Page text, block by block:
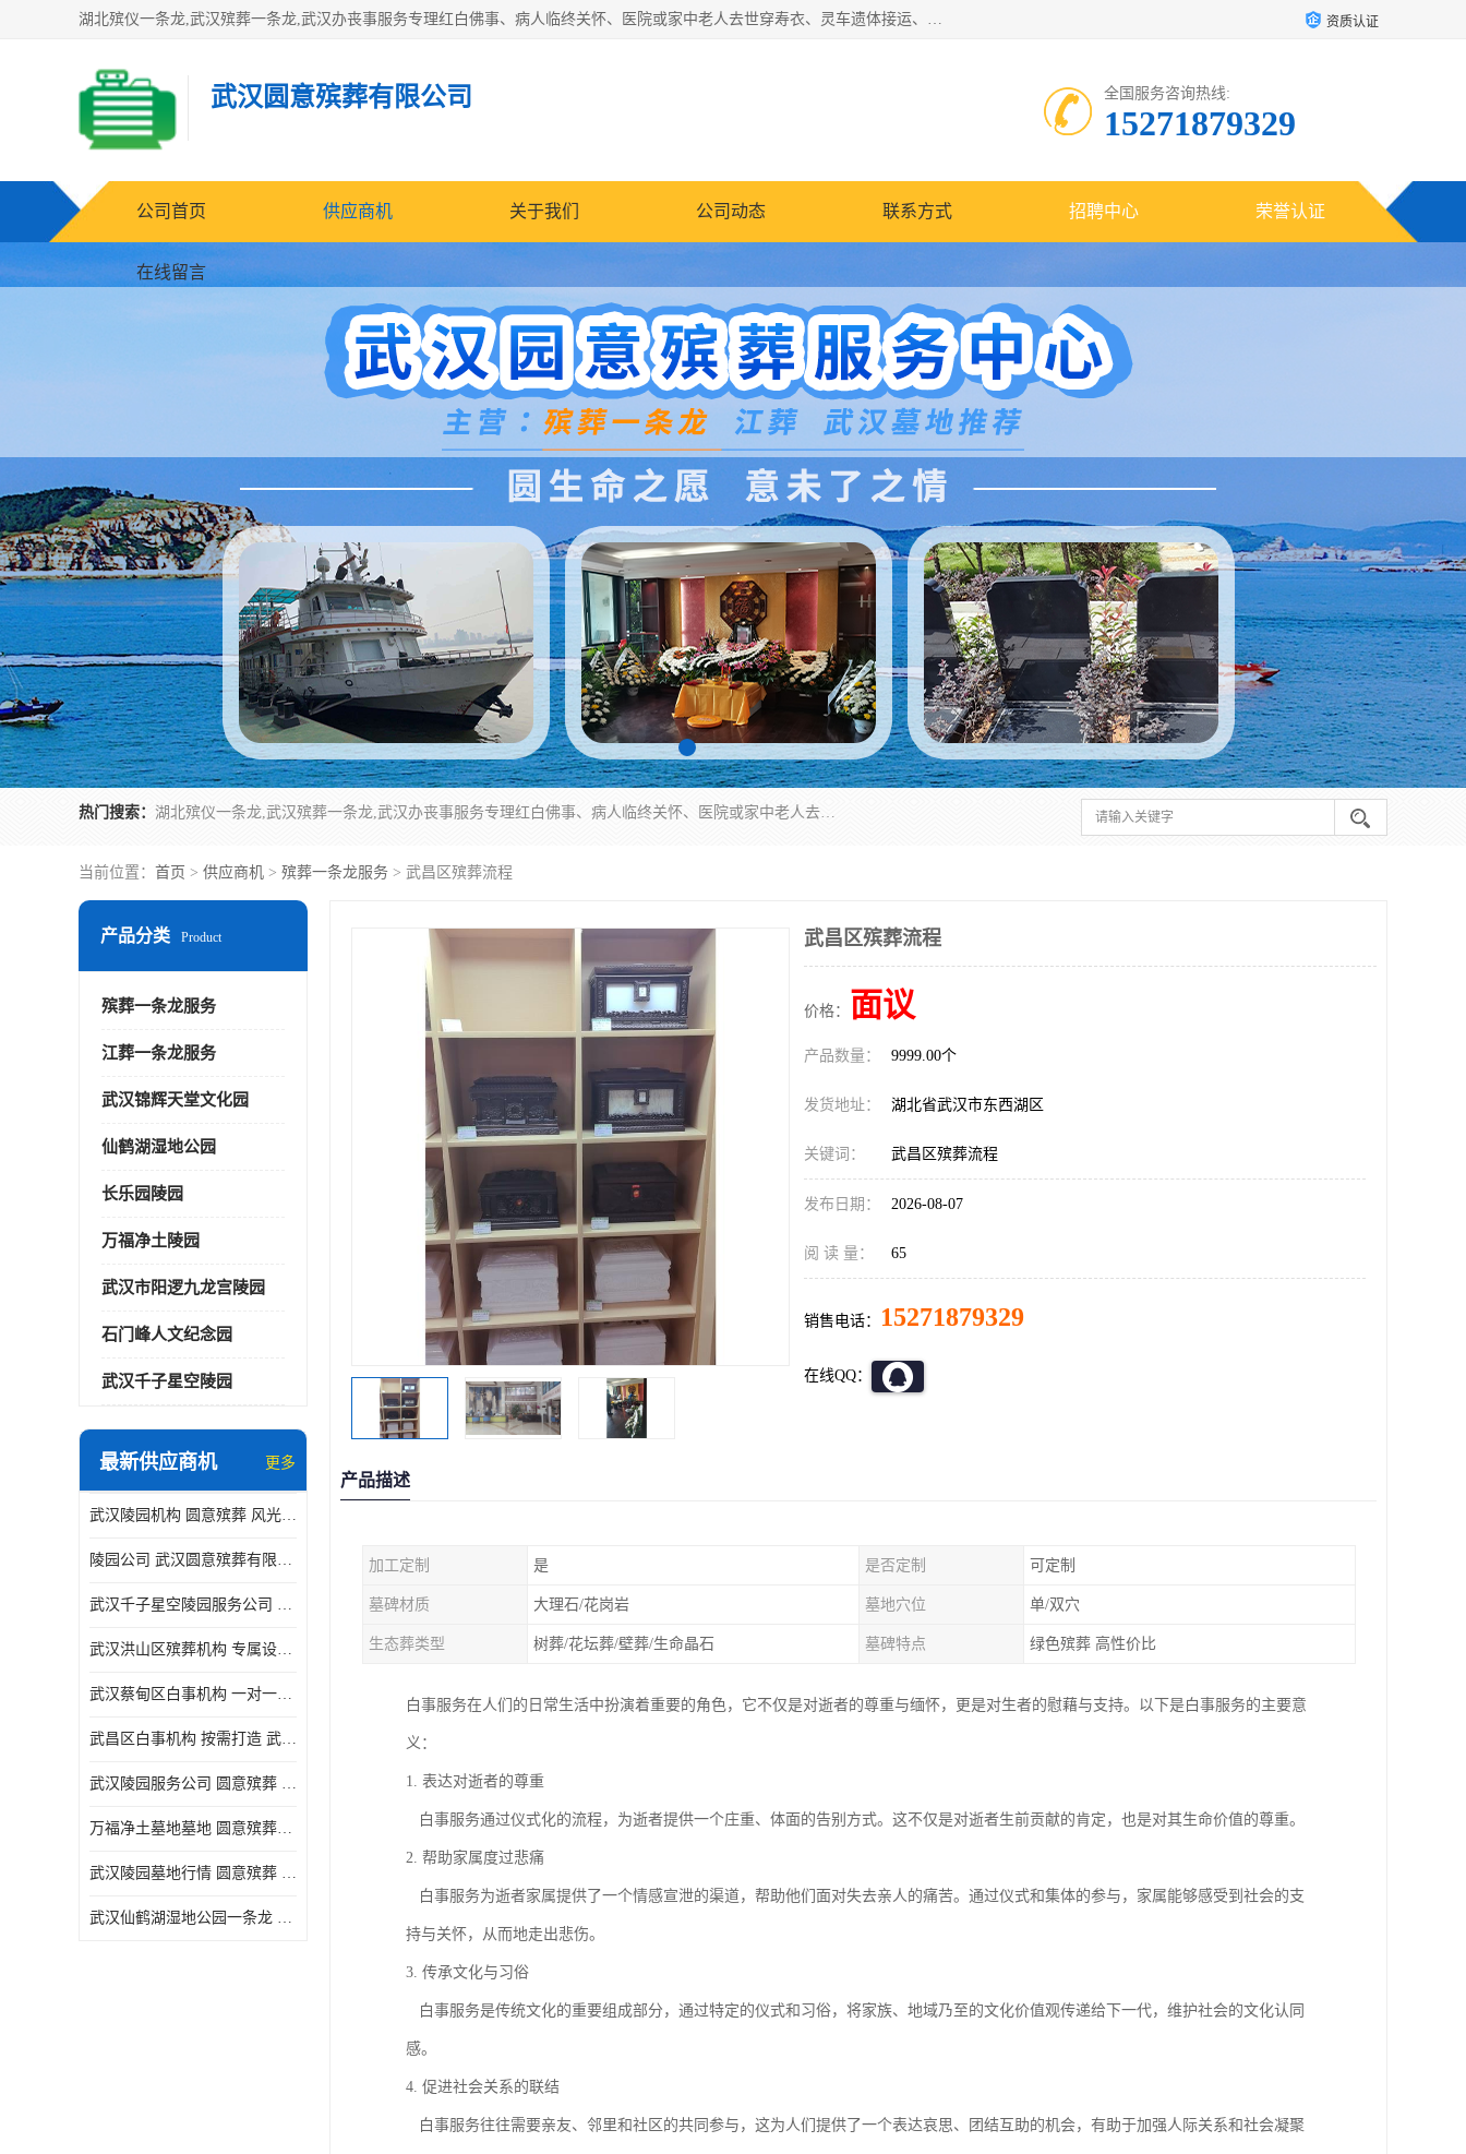
湖北殡仪一条龙,武汉殡葬一条龙,武汉办丧事服务专理红白佛事、病人临终关怀、医院或家中老人去世穿寿衣、灵车遗体接运、殡仪馆告别厅预约、办理火葬场手续、民俗丧事策划、遗体告别仪式、民俗礼仪服务、殡葬礼仪策划、陵园墓位导购、寺庙塔位择吉、往生功德策划、民俗功德策划、异地殡葬礼仪服务、异地骨灰接送返乡 资质认证
武汉圆意殡葬有限公司 全国服务咨询热线:
15271879329
公司首页 供应商机 关于我们 公司动态 联系方式 招聘中心 荣誉认证
在线留言
热门搜索： 湖北殡仪一条龙,武汉殡葬一条龙,武汉办丧事服务专理红白佛事、病人临终关怀、医院或家中老人去世穿寿衣、灵车遗体接运、殡仪馆告别厅预约、办理火葬场手续、民俗丧事策划、遗体告别仪式、民俗礼仪服务、殡葬礼仪策划、陵园墓位导购、寺庙塔位择吉、往生功德策划、民俗功德策划、异地殡葬礼仪服务、异地骨灰接送返乡
当前位置： 首页 > 供应商机 > 殡葬一条龙服务 > 武昌区殡葬流程
产品分类 Product
殡葬一条龙服务
江葬一条龙服务
武汉锦辉天堂文化园
仙鹤湖湿地公园
长乐园陵园
万福净土陵园
武汉市阳逻九龙宫陵园
石门峰人文纪念园
武汉千子星空陵园
最新供应商机 更多
武汉陵园机构 圆意殡葬 风光秀丽
陵园公司 武汉圆意殡葬有限公司 精工细作
武汉千子星空陵园服务公司 圆意殡葬中心 环境优美
武汉洪山区殡葬机构 专属设计 圆意殡葬中心
武汉蔡甸区白事机构 一对一服务 圆意殡葬
武昌区白事机构 按需打造 武汉圆意殡葬有限公司
武汉陵园服务公司 圆意殡葬 景致雅致
万福净土墓地墓地 圆意殡葬中心 多种款式
武汉陵园墓地行情 圆意殡葬 快速匹配您的需求
武汉仙鹤湖湿地公园一条龙 多种款式
武昌区殡葬流程
价格： 面议
产品数量： 9999.00个
发货地址： 湖北省武汉市东西湖区
关键词： 武昌区殡葬流程
发布日期： 2026-08-07
阅 读 量： 65
销售电话： 15271879329
在线QQ：
产品描述
加工定制 是 是否定制 可定制
墓碑材质 大理石/花岗岩 墓地穴位 单/双穴
生态葬类型 树葬/花坛葬/壁葬/生命晶石 墓碑特点 绿色殡葬 高性价比
白事服务在人们的日常生活中扮演着重要的角色，它不仅是对逝者的尊重与缅怀，更是对生者的慰藉与支持。以下是白事服务的主要意
义：
1. 表达对逝者的尊重
白事服务通过仪式化的流程，为逝者提供一个庄重、体面的告别方式。这不仅是对逝者生前贡献的肯定，也是对其生命价值的尊重。
2. 帮助家属度过悲痛
白事服务为逝者家属提供了一个情感宣泄的渠道，帮助他们面对失去亲人的痛苦。通过仪式和集体的参与，家属能够感受到社会的支
持与关怀，从而地走出悲伤。
3. 传承文化与习俗
白事服务是传统文化的重要组成部分，通过特定的仪式和习俗，将家族、地域乃至的文化价值观传递给下一代，维护社会的文化认同
感。
4. 促进社会关系的联结
白事服务往往需要亲友、邻里和社区的共同参与，这为人们提供了一个表达哀思、团结互助的机会，有助于加强人际关系和社会凝聚